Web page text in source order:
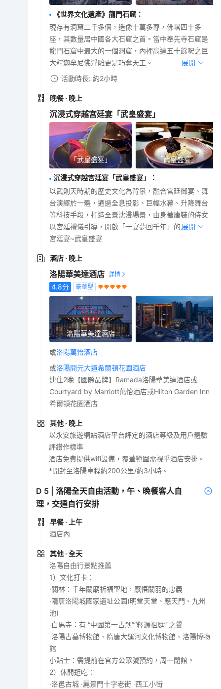
《世界文化遺產》龍門石窟 ：
現存有洞窟二千多個，造像十萬多尊，佛塔四十多
座，其數量居中國各大石窟之首。當中奉先寺石窟是
龍門石窟中最大的一個洞窟，內裡高達五十餘呎之巨
大釋迦牟尼佛浮雕更是巧奪天工。
展開
活動時長: 約2小時
晚餐 · 晚上
沉浸式穿越宮廷宴「武皇盛宴」
「武皇盛宴」 「武皇盛宴」
沉浸式穿越宮廷宴「武皇盛宴」
：
以武則天時期的歷史文化為背景，融合‌宮廷御宴、舞
台演繹‌於一體，通過‌全息投影、巨幅水幕、升降舞台
等科技手段，打造全景沈浸場景，由身著唐裝的侍女
以宮廷禮儀引導，開啟「一宴夢回千年」的旅程。
展開
宮廷宴~武皇盛宴
酒店 · 晚上
洛陽華美達酒店
4.8分 豪華型
洛陽華美達酒店
或洛陽萬怡酒店
或洛陽開元大道希爾頓花園酒店
連住2晚【國際品牌】Ramada洛陽華美達酒店或
Courtyard by Marriott萬怡酒店或Hilton Garden Inn
希爾頓花園酒店
其他 · 晚上
以永安旅遊網站酒店平台評定的酒店等級及用戶體驗
評鑽作標準
酒店免費提供wifi設備，覆蓋範圍需視乎酒店安排。
*開封至洛陽車程約200公里/約3小時。
D 5 |洛陽全天自由活動，午、晚餐客人自
理，交通自行安排
早餐 · 上午
酒店內
其他 · 全天
洛陽自由行景點推薦
1）文化打卡：
‧關林：千年關廟祈福聖地，感悟關羽的忠義
‧隋唐洛陽城國家遺址公園(明堂天堂、應天門、九州
池)
‧白馬寺：有 “中國第一古剎”“釋源祖庭” 之譽
‧洛陽古墓博物館、隋唐大運河文化博物館、洛陽博物
館
小貼士：需提前在官方公眾號預約，周一閉館。
2）休閒逛吃：
‧洛邑古城 ‧麗景門十字老街 ‧西工小街